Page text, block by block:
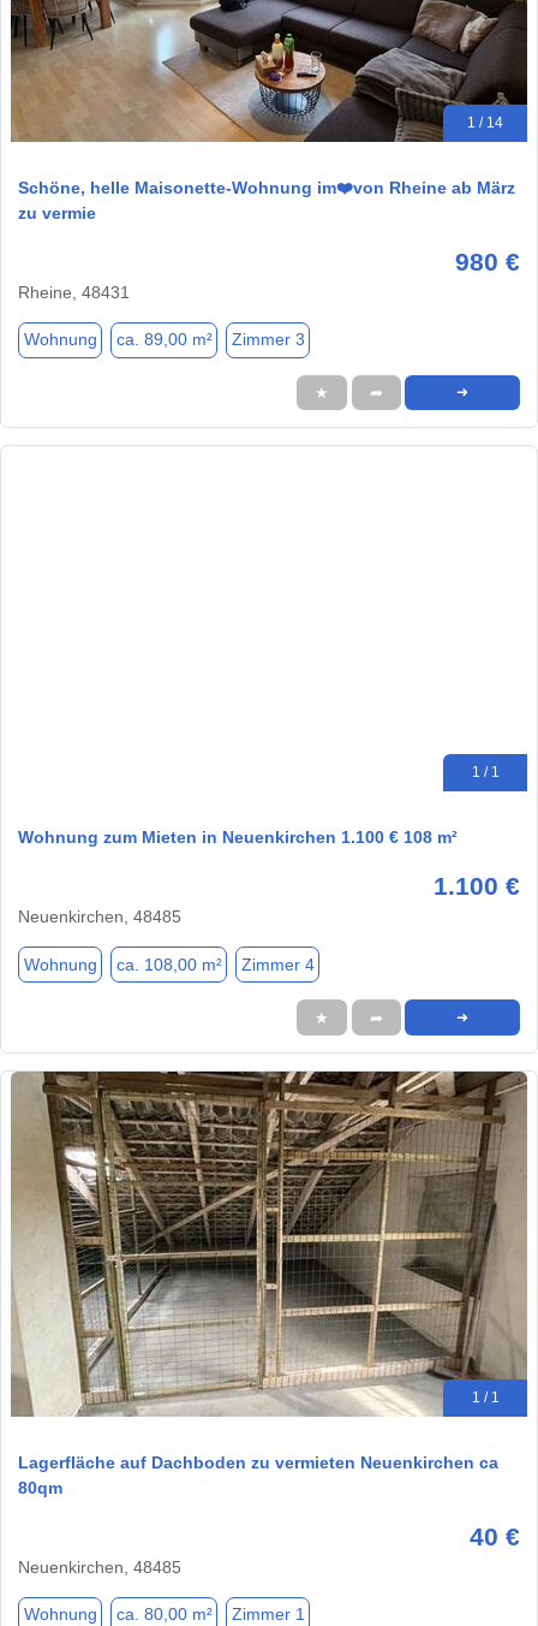
1 / 14
Schöne, helle Maisonette-Wohnung im❤️von Rheine ab März
zu vermie
980 €
Rheine, 48431
Wohnung ca. 89,00 m² Zimmer 3
★ ➦ ➜
1 / 1
Wohnung zum Mieten in Neuenkirchen 1.100 € 108 m²
1.100 €
Neuenkirchen, 48485
Wohnung ca. 108,00 m² Zimmer 4
★ ➦ ➜
1 / 1
Lagerfläche auf Dachboden zu vermieten Neuenkirchen ca
80qm
40 €
Neuenkirchen, 48485
Wohnung ca. 80,00 m² Zimmer 1